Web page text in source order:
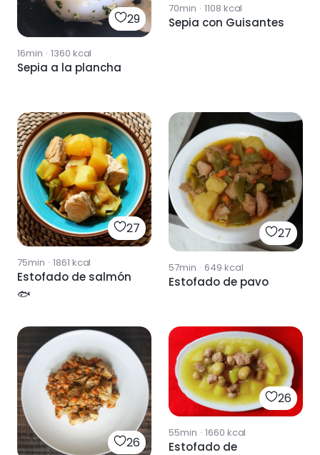
29
16min · 1360 kcal
Sepia a la plancha
70min · 1108 kcal
Sepia con Guisantes
27
75min · 1861 kcal
Estofado de salmón
🐟
27
57min · 649 kcal
Estofado de pavo
26
26
55min · 1660 kcal
Estofado de